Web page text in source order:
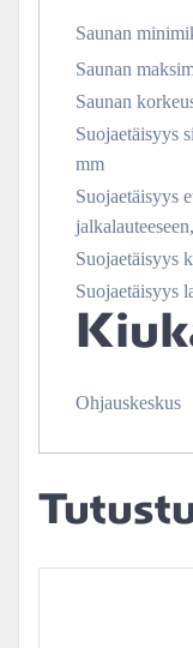
Saunan
Saunan
Saunan
Suojaetäisyys
mm
Suojaetäisyys
Suojaetäisyys
Suojaetäisyys
Ohjauskeskus